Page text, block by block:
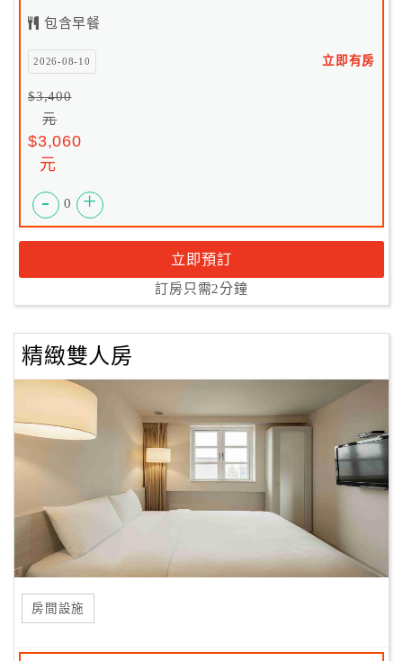
包含早餐
2026-08-10 立即有房
$3,400
元
$3,060
元
- 0 +
立即預訂
訂房只需2分鐘
精緻雙人房
房間設施